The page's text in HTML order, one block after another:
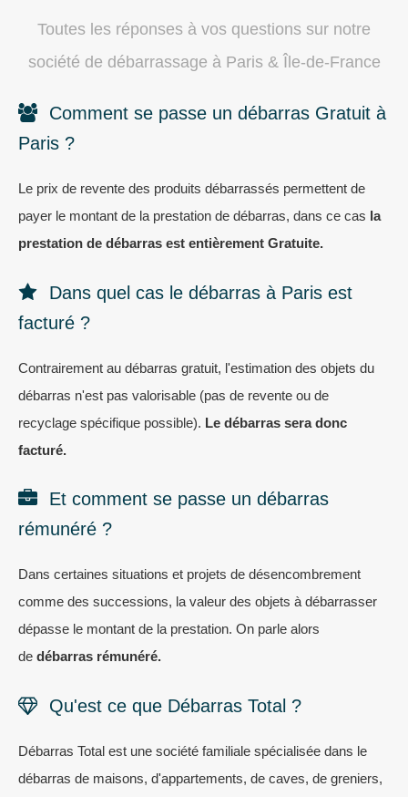
Toutes les réponses à vos questions sur notre
société de débarrassage à Paris & Île-de-France
Comment se passe un débarras Gratuit à
Paris ?
Le prix de revente des produits débarrassés permettent de
payer le montant de la prestation de débarras, dans ce cas la
prestation de débarras est entièrement Gratuite.
Dans quel cas le débarras à Paris est
facturé ?
Contrairement au débarras gratuit, l'estimation des objets du
débarras n'est pas valorisable (pas de revente ou de
recyclage spécifique possible). Le débarras sera donc
facturé.
Et comment se passe un débarras
rémunéré ?
Dans certaines situations et projets de désencombrement
comme des successions, la valeur des objets à débarrasser
dépasse le montant de la prestation. On parle alors
de débarras rémunéré.
Qu'est ce que Débarras Total ?
Débarras Total est une société familiale spécialisée dans le
débarras de maisons, d'appartements, de caves, de greniers,